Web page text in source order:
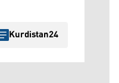
Kurdistan24